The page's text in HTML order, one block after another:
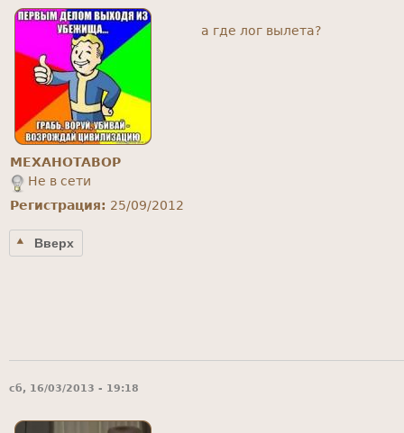
MEXAHOTABOP
Не в сети
Регистрация: 25/09/2012
а где лог вылета?
Вверх
сб, 16/03/2013 - 19:18